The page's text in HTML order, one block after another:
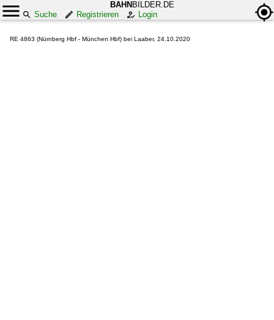
BAHN BILDER.DE
Suche
Registrieren Login
RE 4863 (Nürnberg Hbf - München Hbf) bei Laaber, 24.10.2020